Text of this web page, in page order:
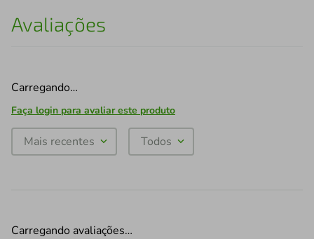
Avaliações
Carregando…
Faça login para avaliar este produto
Mais recentes Todos
Carregando avaliações…